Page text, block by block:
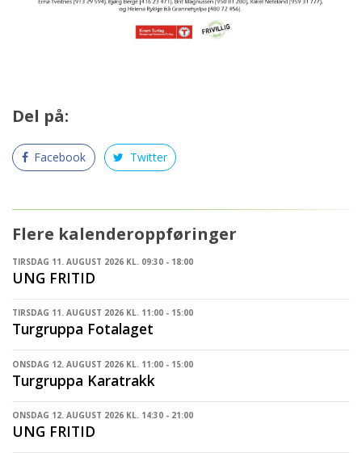
Del på:
Facebook Twitter
Flere kalenderoppføringer
TIRSDAG 11. AUGUST 2026 KL. 09:30 - 18:00
UNG FRITID
TIRSDAG 11. AUGUST 2026 KL. 11:00 - 15:00
Turgruppa Fotalaget
ONSDAG 12. AUGUST 2026 KL. 11:00 - 15:00
Turgruppa Karatrakk
ONSDAG 12. AUGUST 2026 KL. 14:30 - 21:00
UNG FRITID